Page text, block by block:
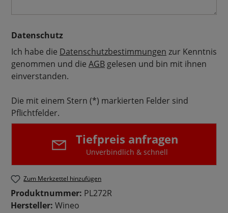
Datenschutz
Ich habe die Datenschutzbestimmungen zur Kenntnis
genommen und die AGB gelesen und bin mit ihnen
einverstanden.
Die mit einem Stern (*) markierten Felder sind
Pflichtfelder.
Tiefpreis anfragen
Unverbindlich & schnell
Zum Merkzettel hinzufügen
Produktnummer: PL272R
Hersteller: Wineo